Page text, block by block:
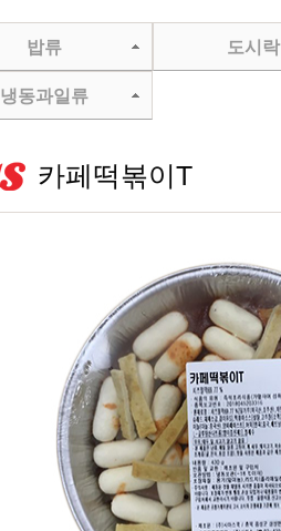
밥류 도시
냉동과일류
카페떡볶이T